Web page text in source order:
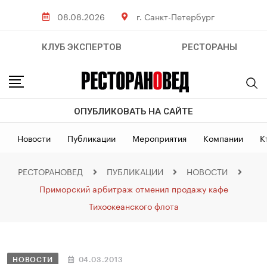
08.08.2026 г. Санкт-Петербург
КЛУБ ЭКСПЕРТОВ РЕСТОРАНЫ
ОПУБЛИКОВАТЬ НА САЙТЕ
Новости Публикации Мероприятия Компании
РЕСТОРАНОВЕД ПУБЛИКАЦИИ
НОВОСТИ
Приморский арбитраж отменил продажу кафе
Тихоокеанского флота
НОВОСТИ 04.03.2013